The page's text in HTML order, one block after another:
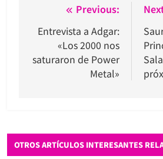
Navegación
de
entradas
Previous:
Entrevista a Adgar:
«Los 2000 nos
saturaron de Power
Metal»
OTROS ARTÍCULOS INTERESANTES